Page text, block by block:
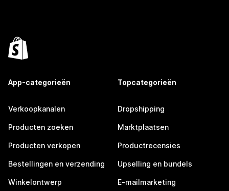
App-categorieën
Verkoopkanalen
Producten zoeken
Producten verkopen
Bestellingen en verzending
Winkelontwerp
Topcategorieën
Dropshipping
Marktplaatsen
Productrecensies
Upselling en bundels
E-mailmarketing